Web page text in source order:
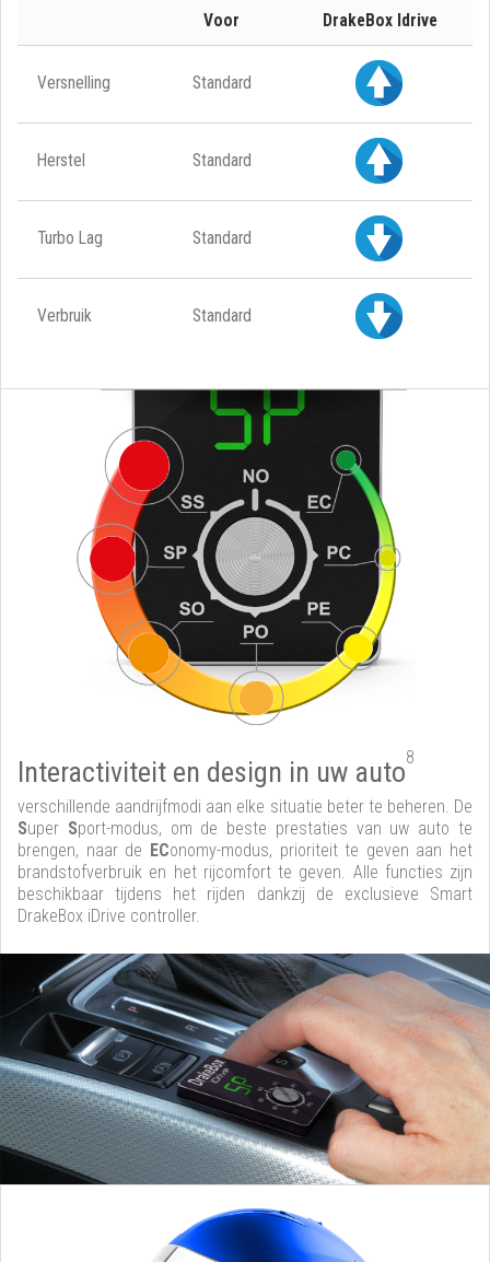
Voor DrakeBox Idrive
Versnelling Standard
Herstel Standard
Turbo Lag Standard
Verbruik Standard
Interactiviteit en design in uw auto8
verschillende aandrijfmodi aan elke situatie beter te beheren. De
Super Sport-modus, om de beste prestaties van uw auto te
brengen, naar de EConomy-modus, prioriteit te geven aan het
brandstofverbruik en het rijcomfort te geven. Alle functies zijn
beschikbaar tijdens het rijden dankzij de exclusieve Smart
DrakeBox iDrive controller.